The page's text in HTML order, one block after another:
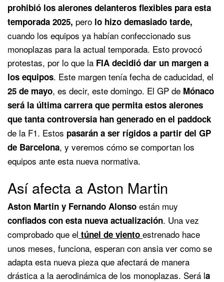
prohibió los alerones delanteros flexibles para esta
temporada 2025, pero lo hizo demasiado tarde,
cuando los equipos ya habían confeccionado sus
monoplazas para la actual temporada. Esto provocó
protestas, por lo que la FIA decidió dar un margen a
los equipos. Este margen tenía fecha de caducidad, el
25 de mayo, es decir, este domingo. El GP de Mónaco
será la última carrera que permita estos alerones
que tanta controversia han generado en el paddock
de la F1. Estos pasarán a ser rígidos a partir del GP
de Barcelona, y veremos cómo se comportan los
equipos ante esta nueva normativa.
Así afecta a Aston Martin
Aston Martin y Fernando Alonso están muy
confiados con esta nueva actualización. Una vez
comprobado que el túnel de viento estrenado hace
unos meses, funciona, esperan con ansia ver como se
adapta esta nueva pieza que afectará de manera
drástica a la aerodinámica de los monoplazas. Será la